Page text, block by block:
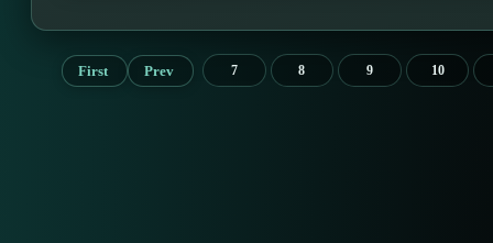
First Prev 7 8 9 10